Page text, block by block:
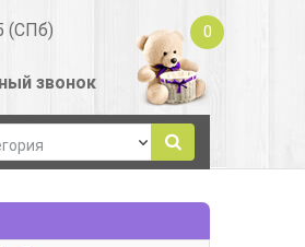
(СПб)
звонок
0